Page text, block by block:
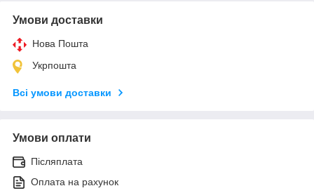
Умови доставки
Нова Пошта
Укрпошта
Всі умови доставки
Умови оплати
Післяплата
Оплата на рахунок